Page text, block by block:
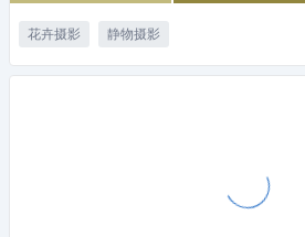
花卉摄影 静物摄影